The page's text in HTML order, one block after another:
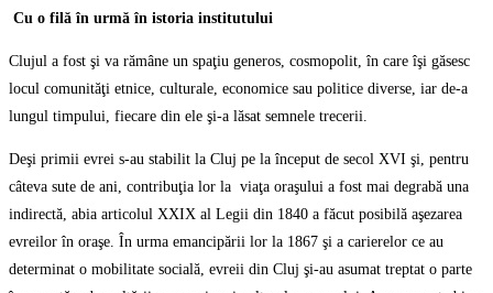
Cu o filă în urmă în istoria institutului
Clujul a fost şi va rămâne un spaţiu generos, cosmopolit, în care îşi găsesc
locul comunităţi etnice, culturale, economice sau politice diverse, iar de-a
lungul timpului, fiecare din ele şi-a lăsat semnele trecerii.
Deşi primii evrei s-au stabilit la Cluj pe la început de secol XVI şi, pentru
câteva sute de ani, contribuţia lor la viaţa oraşului a fost mai degrabă una
indirectă, abia articolul XXIX al Legii din 1840 a făcut posibilă aşezarea
evreilor în oraşe. În urma emancipării lor la 1867 şi a carierelor ce au
determinat o mobilitate socială, evreii din Cluj şi-au asumat treptat o parte